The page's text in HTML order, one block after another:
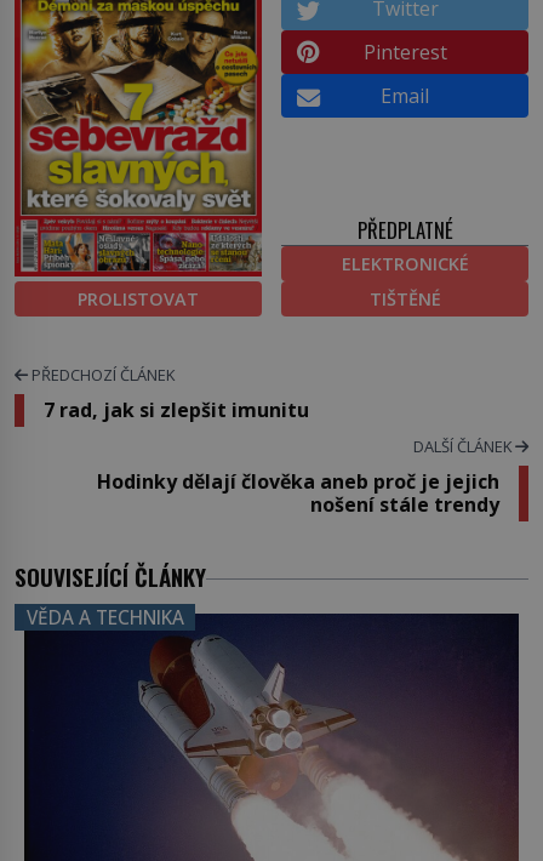
PROLISTOVAT
Twitter
Pinterest
Email
PŘEDPLATNÉ
ELEKTRONICKÉ
TIŠTĚNÉ
PŘEDCHOZÍ ČLÁNEK
7 rad, jak si zlepšit imunitu
DALŠÍ ČLÁNEK
Hodinky dělají člověka aneb proč je jejich
nošení stále trendy
SOUVISEJÍCÍ ČLÁNKY
VĚDA A TECHNIKA